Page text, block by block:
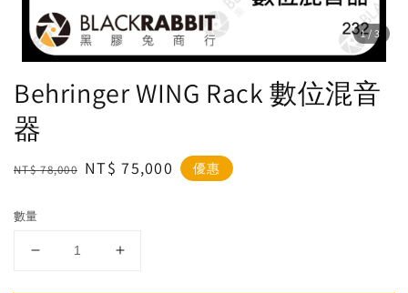
1/3
Behringer WING Rack 數位混音
器
Regular
NT$ 78,000 Sale
NT$ 75,000 優惠
數量